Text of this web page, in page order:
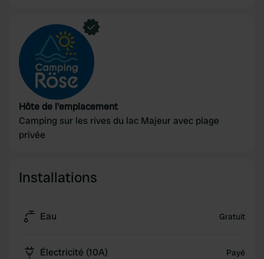
Hôte de l'emplacement
Camping sur les rives du lac Majeur avec plage
privée
Installations
Eau Gratuit
Électricité (10A) Payé